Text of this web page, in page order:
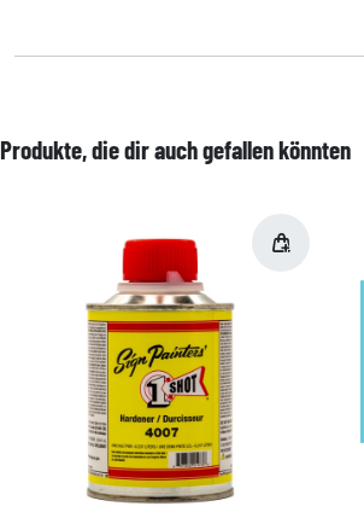
Produkte, die dir auch gefallen könnten